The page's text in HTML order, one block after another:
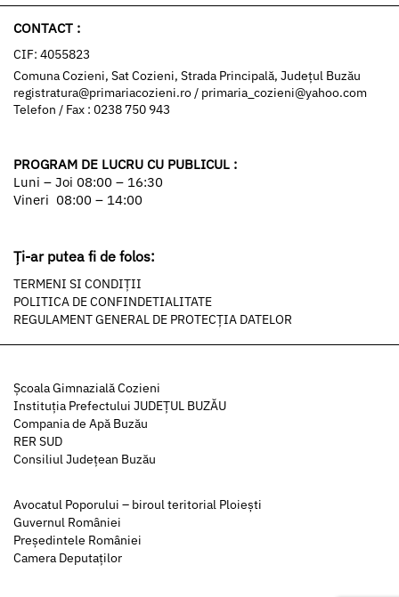
CONTACT :
CIF: 4055823
Comuna Cozieni, Sat Cozieni, Strada Principală, Județul Buzău
registratura@primariacozieni.ro/ primaria_cozieni@yahoo.com
Telefon / Fax : 0238 750 943
PROGRAM DE LUCRU CU PUBLICUL :
Luni – Joi 08:00 – 16:30
Vineri 08:00 – 14:00
Ți-ar putea fi de folos:
TERMENI SI CONDIȚII
POLITICA DE CONFINDETIALITATE
REGULAMENT GENERAL DE PROTECȚIA DATELOR
Şcoala Gimnazială Cozieni
Instituția Prefectului JUDEȚUL BUZĂU
Compania de Apă Buzău
RER SUD
Consiliul Județean Buzău
Avocatul Poporului – biroul teritorial Ploiești
Guvernul României
Președintele României
Camera Deputaților